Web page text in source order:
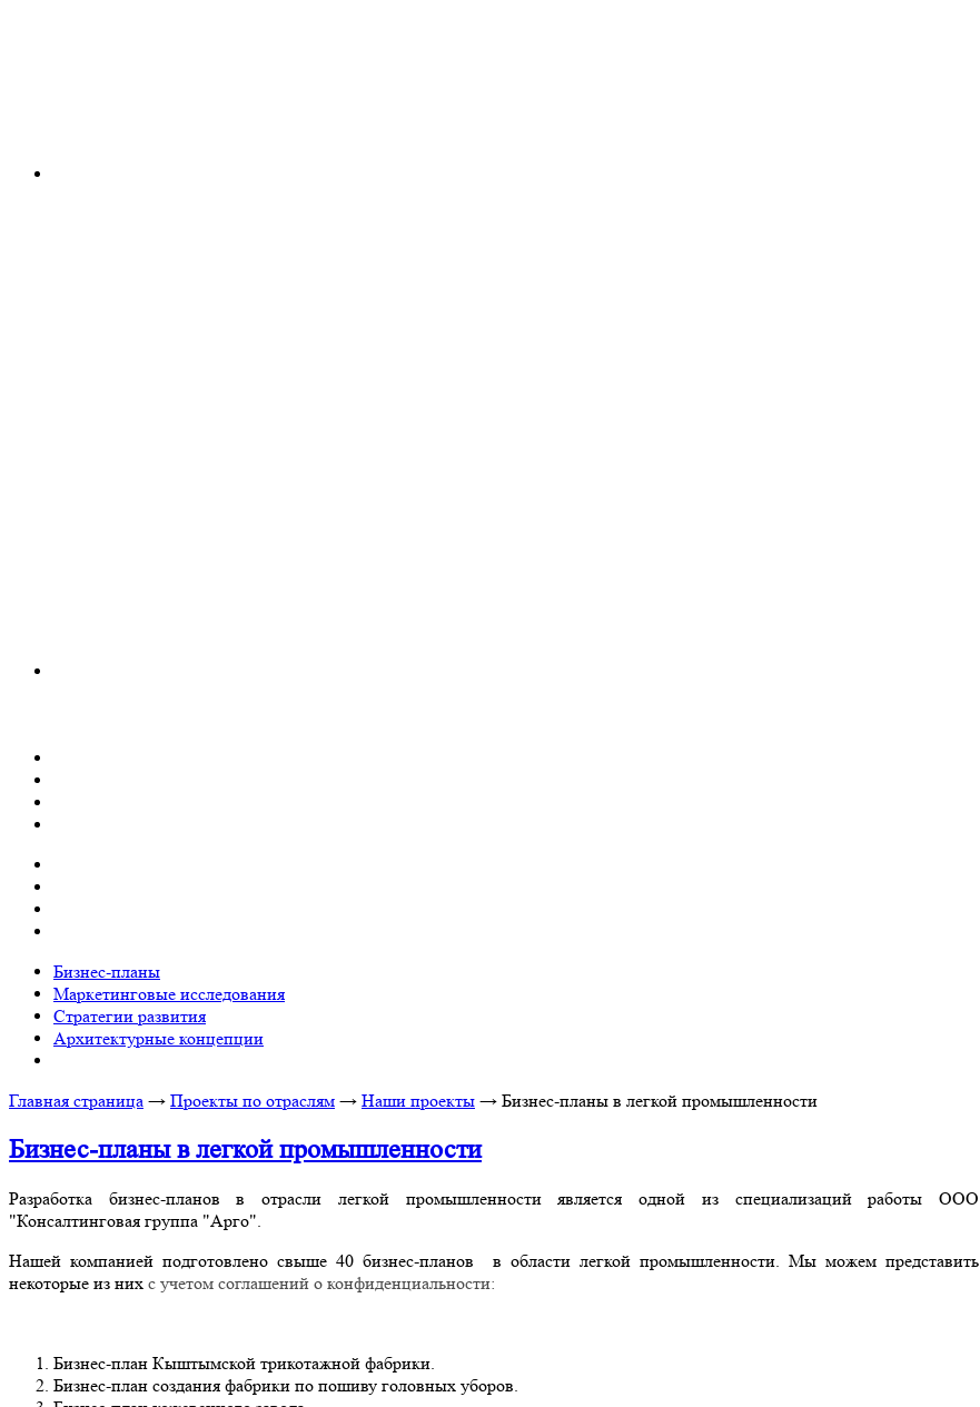
Бизнес-планы
Маркетинговые исследования
Стратегии развития
Архитектурные концепции
Главная страница → Проекты по отраслям → Наши проекты → Бизнес-планы в легкой промышленности
Бизнес-планы в легкой промышленности
Разработка бизнес-планов в отрасли легкой промышленности является одной из специализаций работы ООО
"Консалтинговая группа "Арго".
Нашей компанией подготовлено свыше 40 бизнес-планов в области легкой промышленности. Мы можем представить
некоторые из них с учетом соглашений о конфиденциальности:
Бизнес-план Кыштымской трикотажной фабрики.
Бизнес-план создания фабрики по пошиву головных уборов.